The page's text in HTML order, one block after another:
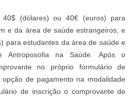
(dólares) ou 40€ (euros) para
e da área de saúde estrangeiros, e
para estudantes da área de saúde e
Antroposofia na Saúde. Após o
no próprio formulário de
de pagamento na modalidade
de inscrição o comprovante de